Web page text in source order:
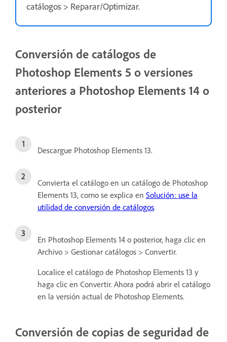
catálogos > Reparar/Optimizar.
Conversión de catálogos de
Photoshop Elements 5 o versiones
anteriores a Photoshop Elements 14 o
posterior
Descargue Photoshop Elements 13.
Convierta el catálogo en un catálogo de Photoshop
Elements 13, como se explica en Solución: use la
utilidad de conversión de catálogos.
En Photoshop Elements 14 o posterior, haga clic en
Archivo > Gestionar catálogos > Convertir.
Localice el catálogo de Photoshop Elements 13 y
haga clic en Convertir. Ahora podrá abrir el catálogo
en la versión actual de Photoshop Elements.
Conversión de copias de seguridad de